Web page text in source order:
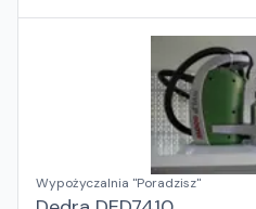
Wypożyczalnia "Poradzisz"